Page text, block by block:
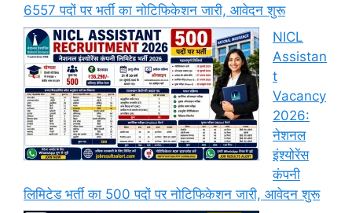
6557 पदों पर भर्ती का नोटिफिकेशन जारी, आवेदन शुरू
NICL
Assistan
t
Vacancy
2026:
नेशनल
इंश्योरेंस
कंपनी
लिमिटेड भर्ती का 500 पदों पर नोटिफिकेशन जारी, आवेदन शुरू